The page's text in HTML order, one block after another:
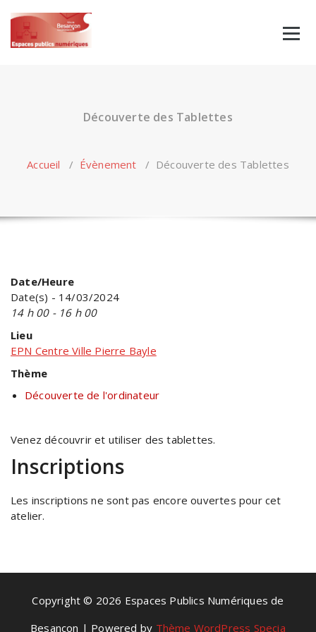
content
Découverte des Tablettes
Accueil / Évènement / Découverte des Tablettes
Date/Heure
Date(s) - 14/03/2024
14 h 00 - 16 h 00
Lieu
EPN Centre Ville Pierre Bayle
Thème
Découverte de l'ordinateur
Venez découvrir et utiliser des tablettes.
Inscriptions
Les inscriptions ne sont pas encore ouvertes pour cet
atelier.
Copyright © 2026 Espaces Publics Numériques de
Besançon | Powered by Thème WordPress Specia